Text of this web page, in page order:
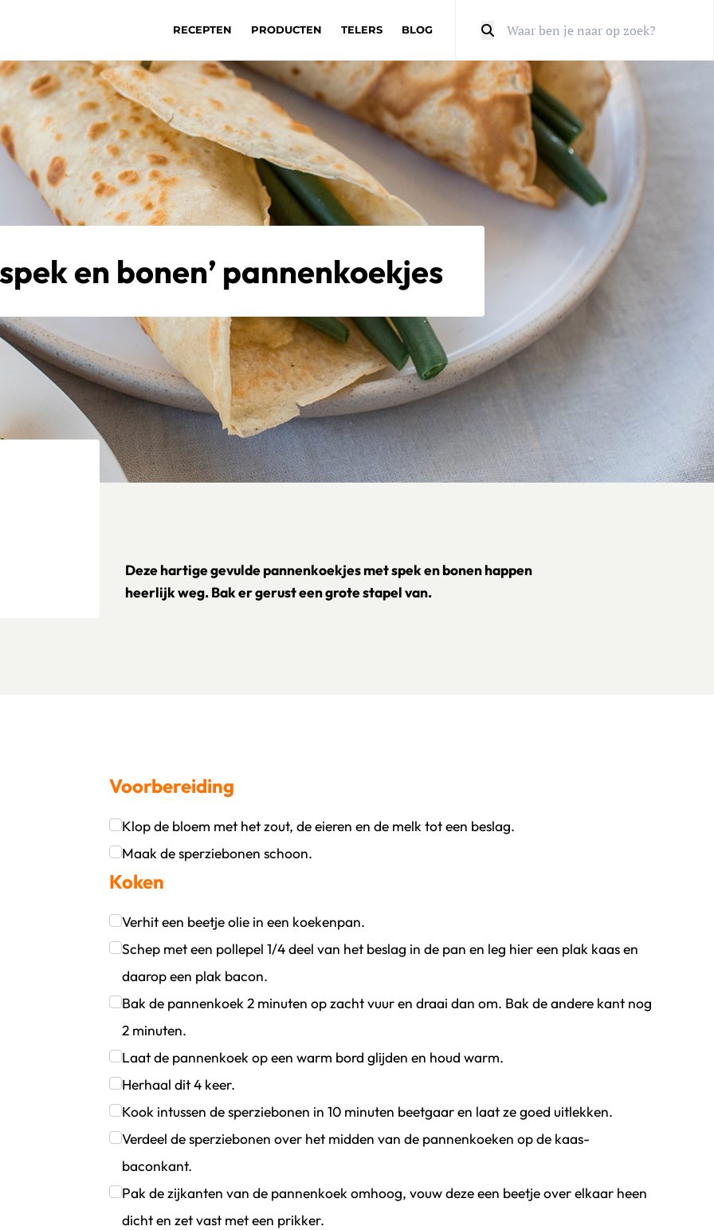
RECEPTEN PRODUCTEN TELERS BLOG
en bonen’ pannenkoekjes
Deze hartige gevulde pannenkoekjes met spek en bonen happen
heerlijk weg. Bak er gerust een grote stapel van.
persoon
Voorbereiding
Klop de bloem met het zout, de eieren en de melk tot een beslag.
Klik om dit selectievakje aan te vinken
Maak de sperziebonen schoon.
Klik om dit selectievakje aan te vinken
Koken
Verhit een beetje olie in een koekenpan.
Klik om dit selectievakje aan te vinken
Schep met een pollepel 1/4 deel van het beslag in de pan en leg hier een plak kaas en
daarop een plak bacon.
Klik om dit selectievakje aan te vinken
Bak de pannenkoek 2 minuten op zacht vuur en draai dan om. Bak de andere kant nog
2 minuten.
Klik om dit selectievakje aan te vinken
Laat de pannenkoek op een warm bord glijden en houd warm.
Klik om dit selectievakje aan te vinken
Herhaal dit 4 keer.
Klik om dit selectievakje aan te vinken
Kook intussen de sperziebonen in 10 minuten beetgaar en laat ze goed uitlekken.
Klik om dit selectievakje aan te vinken
Verdeel de sperziebonen over het midden van de pannenkoeken op de kaas-
baconkant.
Klik om dit selectievakje aan te vinken
Pak de zijkanten van de pannenkoek omhoog, vouw deze een beetje over elkaar heen
dicht en zet vast met een prikker.